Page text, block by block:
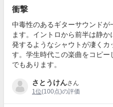
衝撃
中毒性のあるギターサウンドが
ます。イントロから前半は静
発するようなシャウトが凄くカ
す。学生時代この楽曲をコピ
でもあります。
さとうけんさん
1位(100点)の評価